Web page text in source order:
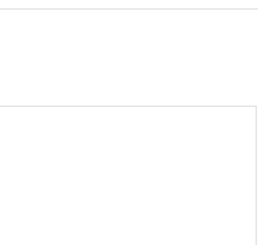
次へ